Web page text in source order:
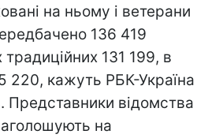
на ньому і ветерани
136 419
традиційних 131 199, в
220, кажуть РБК-Україна
Представники відомства
на